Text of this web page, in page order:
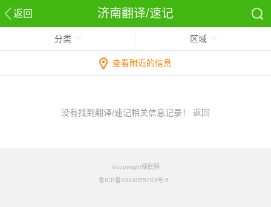
返回 济南翻译/速记
分类 区域
查看附近的信息
没有找到翻译/速记相关信息记录！ 返回
©copyright便民网
鲁ICP备2024055783号-5